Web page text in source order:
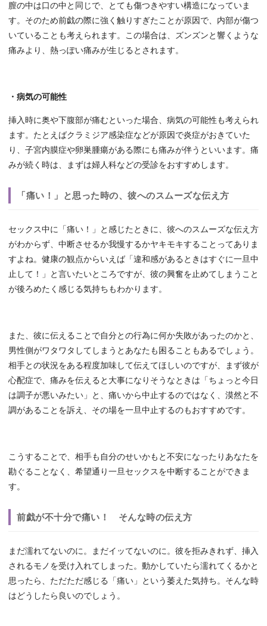
膣の中は口の中と同じで、とても傷つきやすい構造になっていま
す。そのため前戯の際に強く触りすぎたことが原因で、内部が傷つ
いていることも考えられます。この場合は、ズンズンと響くような
痛みより、熱っぽい痛みが生じるとされます。
・病気の可能性
挿入時に奥や下腹部が痛むといった場合、病気の可能性も考えられ
ます。たとえばクラミジア感染症などが原因で炎症がおきていた
り、子宮内膜症や卵巣腫瘍がある際にも痛みが伴うといいます。痛
みが続く時は、まずは婦人科などの受診をおすすめします。
「痛い！」と思った時の、彼へのスムーズな伝え方
セックス中に「痛い！」と感じたときに、彼へのスムーズな伝え方
がわからず、中断させるか我慢するかヤキモキすることってありま
すよね。健康の観点からいえば「違和感があるときはすぐに一旦中
止して！」と言いたいところですが、彼の興奮を止めてしまうこと
が後ろめたく感じる気持ちもわかります。
また、彼に伝えることで自分との行為に何か失敗があったのかと、
男性側がワタワタしてしまうとあなたも困ることもあるでしょう。
相手との状況をある程度加味して伝えてほしいのですが、まず彼が
心配症で、痛みを伝えると大事になりそうなときは「ちょっと今日
は調子が悪いみたい」と、痛いから中止するのではなく、漠然と不
調があることを訴え、その場を一旦中止するのもおすすめです。
こうすることで、相手も自分のせいかもと不安になったりあなたを
勘ぐることなく、希望通り一旦セックスを中断することができま
す。
前戯が不十分で痛い！ そんな時の伝え方
まだ濡れてないのに。まだイッてないのに。彼を拒みきれず、挿入
されるモノを受け入れてしまった。動かしていたら濡れてくるかと
思ったら、ただただ感じる「痛い」という萎えた気持ち。そんな時
はどうしたら良いのでしょう。